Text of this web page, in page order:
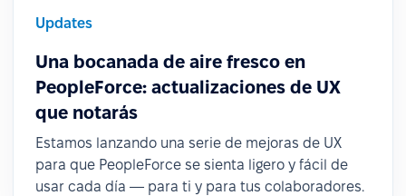
Updates
Una bocanada de aire fresco en
PeopleForce: actualizaciones de UX
que notarás
Estamos lanzando una serie de mejoras de UX
para que PeopleForce se sienta ligero y fácil de
usar cada día — para ti y para tus colaboradores.